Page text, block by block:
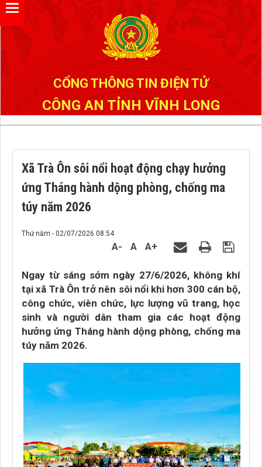
CỔNG THÔNG TIN ĐIỆN TỬ
CÔNG AN TỈNH VĨNH LONG
Xã Trà Ôn sôi nổi hoạt động chạy hưởng
ứng Tháng hành dộng phòng, chống ma
túy năm 2026
Thứ năm - 02/07/2026 08:54
A- A A+
Ngay từ sáng sớm ngày 27/6/2026, không khí
tại xã Trà Ôn trở nên sôi nổi khi hơn 300 cán bộ,
công chức, viên chức, lực lượng vũ trang, học
sinh và người dân tham gia các hoạt động
hưởng ứng Tháng hành dộng phòng, chống ma
túy năm 2026.